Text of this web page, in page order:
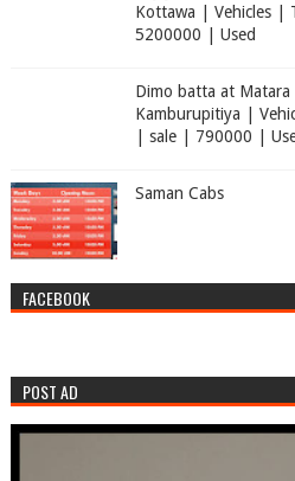
Kottawa | Vehicles |
5200000 | Used
Dimo batta at Matara
Kamburupitiya |
| sale | 790000 |
Saman Cabs
FACEBOOK
POST AD